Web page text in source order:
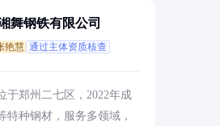
舞钢铁有限公司
艳慧 通过主体资质核查
于郑州二七区，2022年成
特种钢材，服务多领域，